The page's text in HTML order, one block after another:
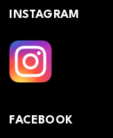
INSTAGRAM
FACEBOOK